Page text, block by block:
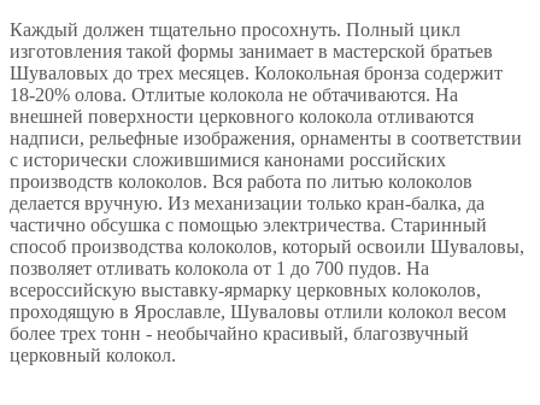
Каждый должен тщательно просохнуть. Полный цикл
изготовления такой формы занимает в мастерской братьев
Шуваловых до трех месяцев. Колокольная бронза содержит
18-20% олова. Отлитые колокола не обтачиваются. На
внешней поверхности церковного колокола отливаются
надписи, рельефные изображения, орнаменты в соответствии
с исторически сложившимися канонами российских
производств колоколов. Вся работа по литью колоколов
делается вручную. Из механизации только кран-балка, да
частично обсушка с помощью электричества. Старинный
способ производства колоколов, который освоили Шуваловы,
позволяет отливать колокола от 1 до 700 пудов. На
всероссийскую выставку-ярмарку церковных колоколов,
проходящую в Ярославле, Шуваловы отлили колокол весом
более трех тонн - необычайно красивый, благозвучный
церковный колокол.